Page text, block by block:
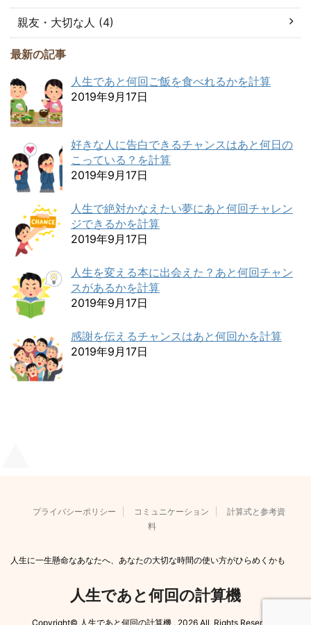
親友・大切な人 (4)
最新の記事
人生であと何回ご飯を食べれるかを計算
2019年9月17日
好きな人に告白できるチャンスはあと何日の
こっている？を計算
2019年9月17日
人生で絶対かなえたい夢にあと何回チャレン
ジできるかを計算
2019年9月17日
人生を変える本に出会えた？あと何回チャン
スがあるかを計算
2019年9月17日
感謝を伝えるチャンスはあと何回かを計算
2019年9月17日
プライバシーポリシー コミュニケーション
計算式と参考資
料
人生に一生懸命なあなたへ、あなたの大切な時間の使い方がひらめくかも
人生であと何回の計算機
Copyright© 人生であと何回の計算機 , 2026 All Rights Reserved.